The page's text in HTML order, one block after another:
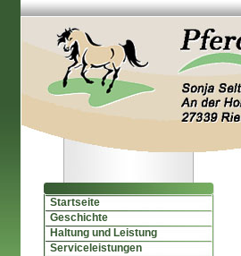
Startseite
Geschichte
Haltung und Leistung
Serviceleistungen